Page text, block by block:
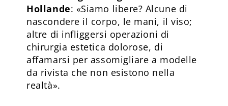
Hollande: «Siamo libere? Alcune di
nascondere il corpo, le mani, il viso;
altre di infliggersi operazioni di
chirurgia estetica dolorose, di
affamarsi per assomigliare a modelle
da rivista che non esistono nella
realtà».